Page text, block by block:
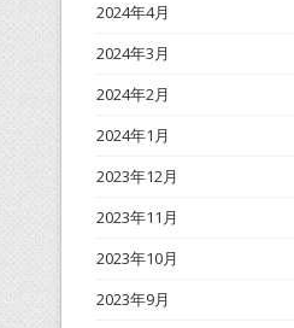
2024年4月
2024年3月
2024年2月
2024年1月
2023年12月
2023年11月
2023年10月
2023年9月